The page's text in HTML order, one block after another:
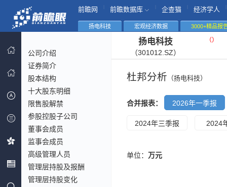
前瞻网 前瞻数据库 企查猫 经济学人
扬电科技 宏观经济数据 3000+精品报
公司介绍
证券简介
股本结构
十大股东明细
限售股解禁
参股控股子公司
董事会成员
监事会成员
高级管理人员
管理层持股及报酬
管理层持股变化
扬电科技
（301012.SZ）
（）
杜邦分析 （扬电科技）
合并报表： 2026年一季报
2024年三季报 2024
单位： 万元